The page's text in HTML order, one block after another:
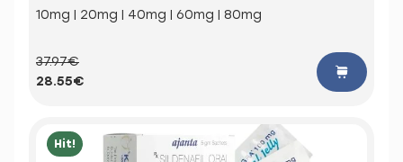
10mg | 20mg | 40mg | 60mg | 80mg
37.97€
28.55€
Hit!